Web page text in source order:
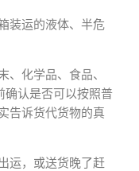
装运的液体、半危
、化学品、食品、
确认是否可以按照普
告诉货代货物的真
运，或送货晚了赶